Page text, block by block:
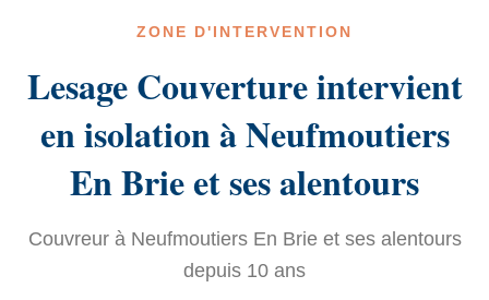
ZONE D'INTERVENTION
Lesage Couverture intervient
en isolation à Neufmoutiers
En Brie et ses alentours
Couvreur à Neufmoutiers En Brie et ses alentours
depuis 10 ans